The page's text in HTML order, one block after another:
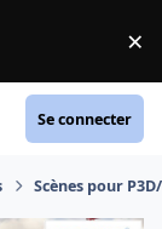
×
Se connecter
Scènes pour